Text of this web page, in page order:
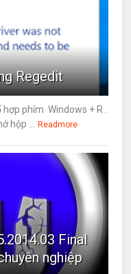
Regedit
phím Windows + R .
hộp ... Readmore
Final
nghiệp